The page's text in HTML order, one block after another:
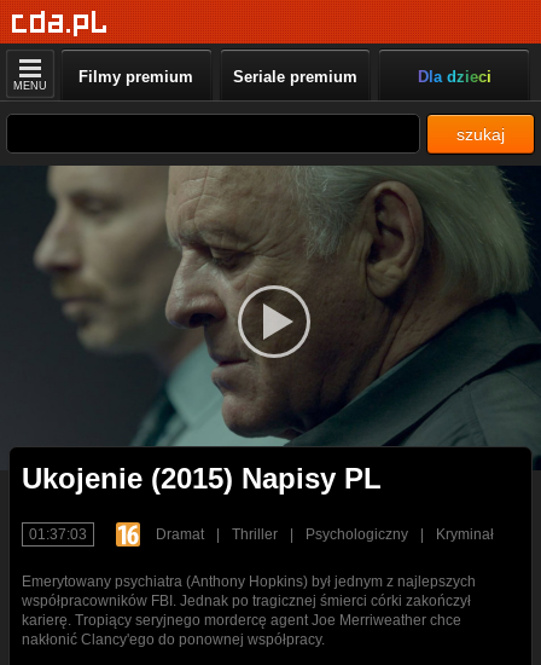
MENU Filmy premium Seriale premium Dla dzieci
szukaj
Ukojenie (2015) Napisy PL
01:37:03 Dramat Thriller Psychologiczny Kryminał
Emerytowany psychiatra (Anthony Hopkins) był jednym z najlepszych
współpracowników FBI. Jednak po tragicznej śmierci córki zakończył
karierę. Tropiący seryjnego mordercę agent Joe Merriweather chce
nakłonić Clancy'ego do ponownej współpracy.